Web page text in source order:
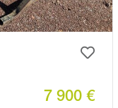
7 900 €